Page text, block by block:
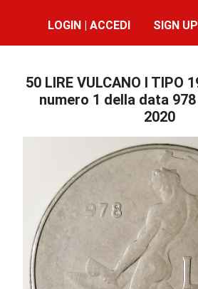
LOGIN | ACCEDI SIGN
50 LIRE VULCANO I TIPO
numero 1 della data
2020